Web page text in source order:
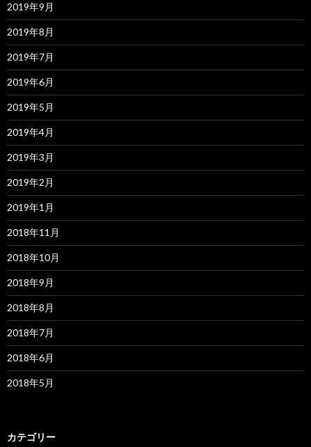
2019年9月
2019年8月
2019年7月
2019年6月
2019年5月
2019年4月
2019年3月
2019年2月
2019年1月
2018年11月
2018年10月
2018年9月
2018年8月
2018年7月
2018年6月
2018年5月
カテゴリー